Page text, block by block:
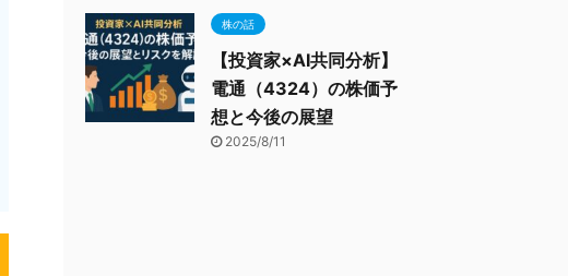
株の話
【投資家×AI共同分析】
電通（4324）の株価予
想と今後の展望
2025/8/11